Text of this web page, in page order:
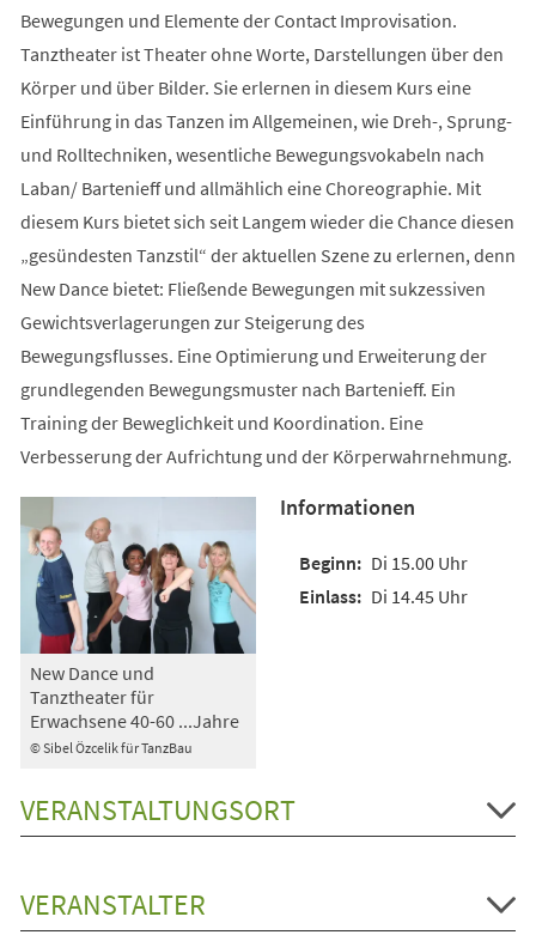
Bewegungen und Elemente der Contact Improvisation.
Tanztheater ist Theater ohne Worte, Darstellungen über den
Körper und über Bilder. Sie erlernen in diesem Kurs eine
Einführung in das Tanzen im Allgemeinen, wie Dreh-, Sprung-
und Rolltechniken, wesentliche Bewegungsvokabeln nach
Laban/ Bartenieff und allmählich eine Choreographie. Mit
diesem Kurs bietet sich seit Langem wieder die Chance diesen
„gesündesten Tanzstil“ der aktuellen Szene zu erlernen, denn
New Dance bietet: Fließende Bewegungen mit sukzessiven
Gewichtsverlagerungen zur Steigerung des
Bewegungsflusses. Eine Optimierung und Erweiterung der
grundlegenden Bewegungsmuster nach Bartenieff. Ein
Training der Beweglichkeit und Koordination. Eine
Verbesserung der Aufrichtung und der Körperwahrnehmung.
© Sibel Özcelik für TanzBau
New Dance und
Tanztheater für
Erwachsene 40-60 ...Jahre
Informationen
Di 15.00 Uhr
Di 14.45 Uhr
VERANSTALTUNGSORT
VERANSTALTER